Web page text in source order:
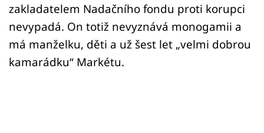
zakladatelem Nadačního fondu proti korupci
nevypadá. On totiž nevyznává monogamii a
má manželku, děti a už šest let „velmi dobrou
kamarádku“ Markétu.